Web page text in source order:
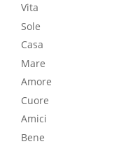
Vita
Sole
Casa
Mare
Amore
Cuore
Amici
Bene